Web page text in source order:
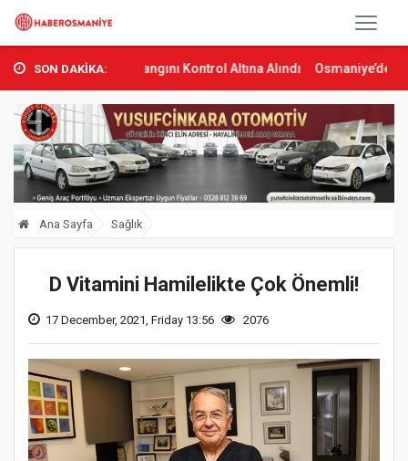
SON DAKİKA:
Orman Yangını Kontrol Altına Alındı Osmaniye’de Tren
Ana Sayfa Sağlık
D Vitamini Hamilelikte Çok Önemli!
17 December, 2021, Friday 13:56 2076